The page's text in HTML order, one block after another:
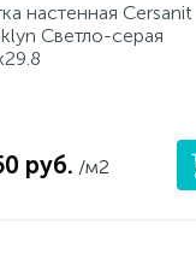
настенная Cersanit
Светло-серая
руб. /м2